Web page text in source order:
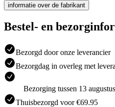
informatie over de fabrikant
Bestel- en
Bezorgd door onze leverancier
Bezorgdag in overleg met
Bezorging tussen 13
Thuisbezorgd voor €69.95